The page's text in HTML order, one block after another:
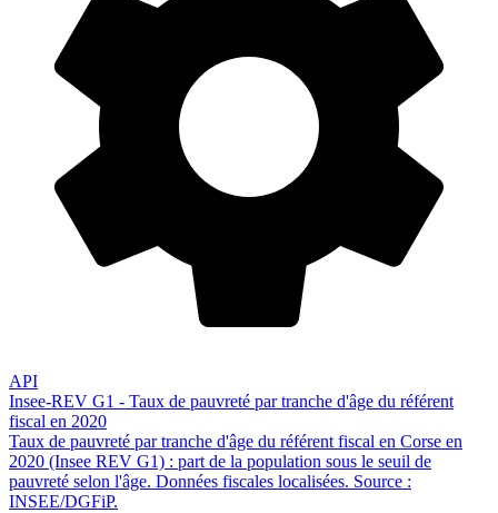
API
Insee-REV G1 - Taux de pauvreté par tranche d'âge du référent
fiscal en 2020
Taux de pauvreté par tranche d'âge du référent fiscal en Corse en
2020 (Insee REV G1) : part de la population sous le seuil de
pauvreté selon l'âge. Données fiscales localisées. Source :
INSEE/DGFiP.